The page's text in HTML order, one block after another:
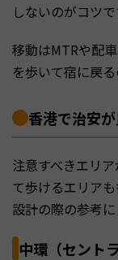
しないのがコツで
移動はMTRや配
を歩いて宿に戻る
香港で治安
注意すべきエリ
て歩けるエリア
設計の際の参考に
中環（セント